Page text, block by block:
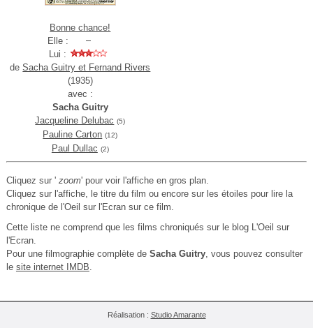
Bonne chance!
Elle :
Lui :
deSacha Guitry et Fernand Rivers
(1935)
avec :
Sacha Guitry
Jacqueline Delubac (5)
Pauline Carton (12)
Paul Dullac (2)
Cliquez sur ' zoom' pour voir l'affiche en gros plan.
Cliquez sur l'affiche, le titre du film ou encore sur les étoiles pour lire la
chronique de l'Oeil sur l'Ecran sur ce film.
Cette liste ne comprend que les films chroniqués sur le blog L'Oeil sur
l'Ecran.
Pour une filmographie complète de Sacha Guitry, vous pouvez consulter
le site internet IMDB.
Réalisation : Studio Amarante